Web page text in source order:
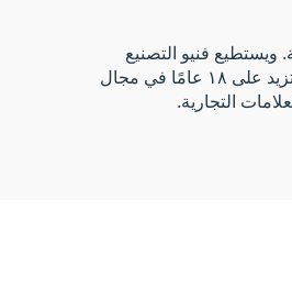
ويستطيع فنيو التصنيع
المتخصصون لدينا استخدام أساليب حديثة لإنشاء أي نوع من التطريز تريده. وتتميز كل واحدة من أحزمة العنق لدينا بتصاميم جديدة ومبتكرة. ومع خبرتنا التي تزيد على ١٨ عامًا في مجال
التجارية.